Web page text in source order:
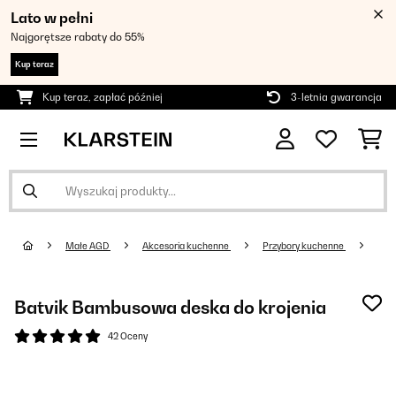
Lato w pełni
Najgorętsze rabaty do 55%
Kup teraz
Kup teraz, zapłać później 3-letnia gwarancja
Małe AGD Akcesoria kuchenne Przybory kuchenne
Batvik Bambusowa deska do krojenia
42 Oceny